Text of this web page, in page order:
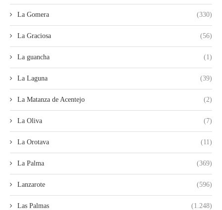
La Gomera (330)
La Graciosa (56)
La guancha (1)
La Laguna (39)
La Matanza de Acentejo (2)
La Oliva (7)
La Orotava (11)
La Palma (369)
Lanzarote (596)
Las Palmas (1.248)